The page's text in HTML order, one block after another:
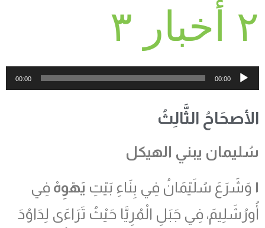
٢ أخبار ٣
مشغل
00:00
00:00
الأصحَاحُ الثَّالِثُ
سُليمان يبني الهيكل
١ وَشَرَعَ سُلَيْمَانُ فِي بِنَاءِ بَيْتِ يَهْوِهْ فِي
أُورُشَلِيمَ، فِي جَبَلِ الْمُرِيَّا حَيْثُ تَرَاءَى لِدَاوُدَ